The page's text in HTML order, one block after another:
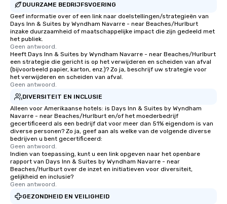
DUURZAME BEDRIJFSVOERING
Geef informatie over of een link naar doelstellingen/strategieën van
Days Inn & Suites by Wyndham Navarre - near Beaches/Hurlburt
inzake duurzaamheid of maatschappelijke impact die zijn gedeeld met
het publiek.
Geen antwoord.
Heeft Days Inn & Suites by Wyndham Navarre - near Beaches/Hurlburt
een strategie die gericht is op het verwijderen en scheiden van afval
(bijvoorbeeld papier, karton, enz.)? Zo ja, beschrijf uw strategie voor
het verwijderen en scheiden van afval.
Geen antwoord.
DIVERSITEIT EN INCLUSIE
Alleen voor Amerikaanse hotels: is Days Inn & Suites by Wyndham
Navarre - near Beaches/Hurlburt en/of het moederbedrijf
gecertificeerd als een bedrijf dat voor meer dan 51% eigendom is van
diverse personen? Zo ja, geef aan als welke van de volgende diverse
bedrijven u bent gecertificeerd:
Geen antwoord.
Indien van toepassing, kunt u een link opgeven naar het openbare
rapport van Days Inn & Suites by Wyndham Navarre - near
Beaches/Hurlburt over de inzet en initiatieven voor diversiteit,
gelijkheid en inclusie?
Geen antwoord.
GEZONDHEID EN VEILIGHEID